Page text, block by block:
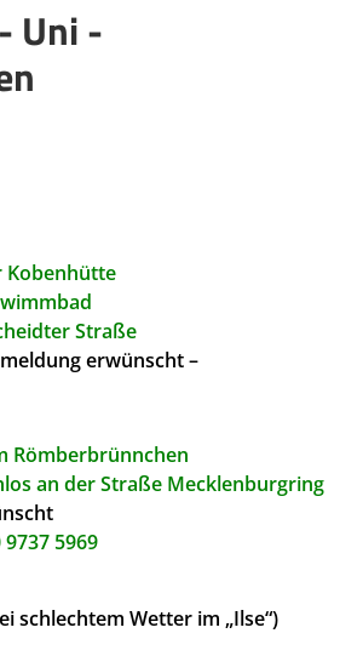
Uni -
Kobenhütte
Straße
erwünscht –
Römberbrünnchen
an der Straße Mecklenburgring
5969
schlechtem Wetter im „Ilse“)